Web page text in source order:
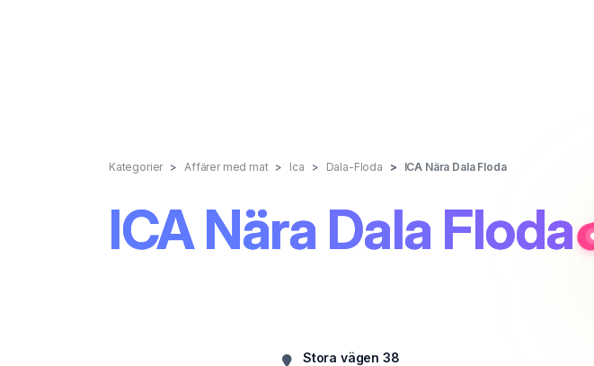
Kategorier Affärer med mat Ica Dala-Floda ICA Nära Dala Floda
ICA Nära Dala Floda
Stora vägen 38